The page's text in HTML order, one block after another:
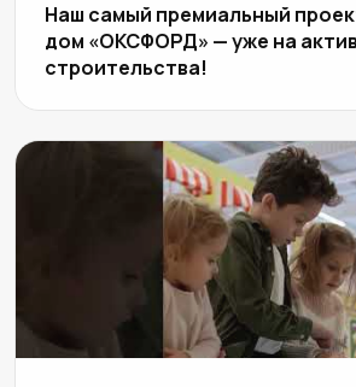
Наш самый премиальный
дом «ОКСФОРД» — уже на
строительства!